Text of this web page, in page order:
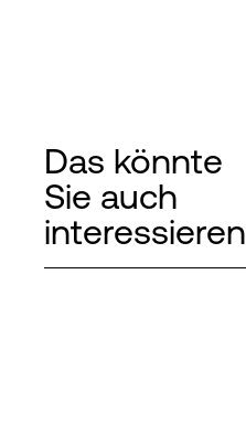
Das könnte
Sie auch
interessieren